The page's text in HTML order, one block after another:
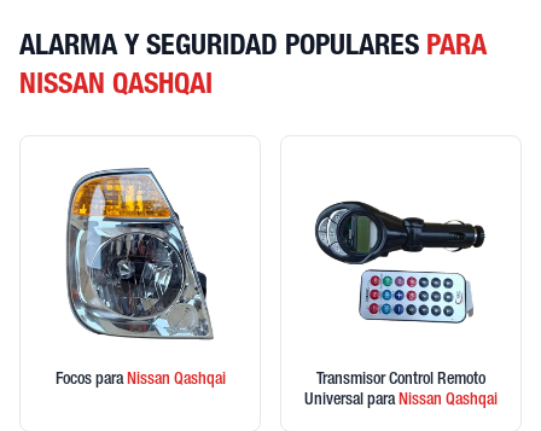
ALARMA Y SEGURIDAD POPULARES PARA
NISSAN QASHQAI
Focos paraNissan Qashqai
Transmisor Control Remoto
Universal paraNissan Qashqai